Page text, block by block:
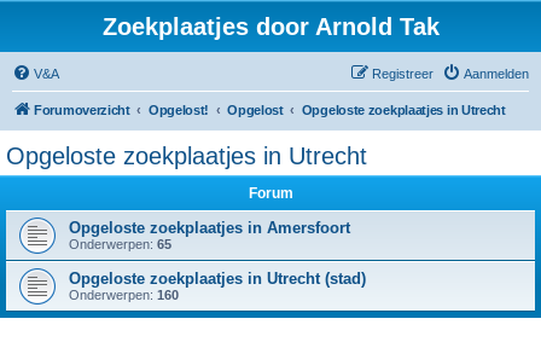
Zoekplaatjes door Arnold Tak
V&A Aanmelden
Registreer
Forumoverzicht Opgelost! Opgelost Opgeloste zoekplaatjes in Utrecht
Opgeloste zoekplaatjes in Utrecht
Forum
Opgeloste zoekplaatjes in Amersfoort
Onderwerpen: 65
Opgeloste zoekplaatjes in Utrecht (stad)
Onderwerpen: 160